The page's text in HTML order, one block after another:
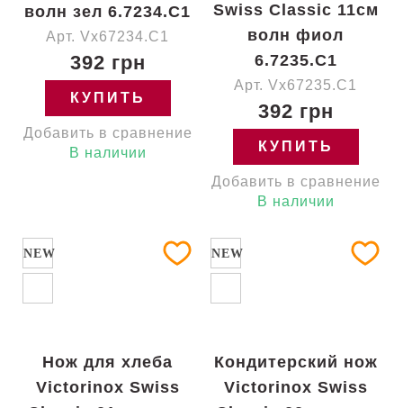
волн зел 6.7234.C1
Арт. Vx67234.C1
392 грн
КУПИТЬ
Добавить в сравнение
В наличии
Swiss Classic 11см
волн фиол
6.7235.C1
Арт. Vx67235.C1
392 грн
КУПИТЬ
Добавить в сравнение
В наличии
NEW
Нож для хлеба
Victorinox Swiss
NEW
Кондитерский нож
Victorinox Swiss